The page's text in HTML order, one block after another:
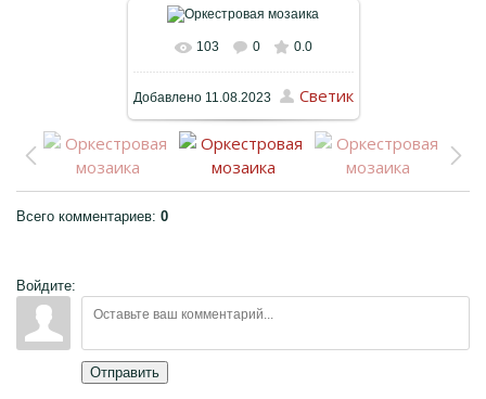
КОЛЛЕГАМ
ГОСТЕВАЯ КНИГА
ФОТО
КОНТАКТЫ
В реальном размере
1024x768/ 229.4Kb
103 0 0.0
Добавлено11.08.2023 Cветик
Всего комментариев: 0
Войдите:
Отправить